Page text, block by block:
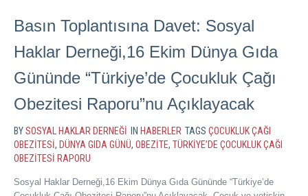
Basın Toplantısına Davet: Sosyal
Haklar Derneği,16 Ekim Dünya Gıda
Gününde “Türkiye’de Çocukluk Çağı
Obezitesi Raporu”nu Açıklayacak
BYSOSYAL HAKLAR DERNEĞI IN HABERLER TAGS ÇOCUKLUK ÇAĞI
OBEZITESI, DÜNYA GIDA GÜNÜ, OBEZITE, TÜRKIYE’DE ÇOCUKLUK ÇAĞI
OBEZITESI RAPORU
Sosyal Haklar Derneği,16 Ekim Dünya Gıda Gününde “Türkiye’de